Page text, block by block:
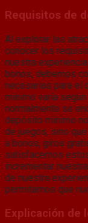
Requisitos de
Al explorar las
conocer los
nuestra
bonos, debemos
necesarias para el
mínimo varía
normalmente se
depósito mínimo
de juegos, sino
a bonos, giros
satisfacemos
incrementar
de nuestra
permitamos que
Explicación de